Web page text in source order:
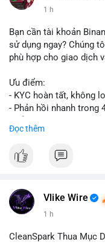
1 h
Bạn cần tài khoản
sử dụng ngay? Chúng
phù hợp cho giao dịch
Ưu điểm:
- KYC hoàn tất, không
- Phản hồi nhanh trong
📞 WhatsApp: +1 660
Đọc thêm
Vlike Wire
1 h
CleanSpark Thua Mục